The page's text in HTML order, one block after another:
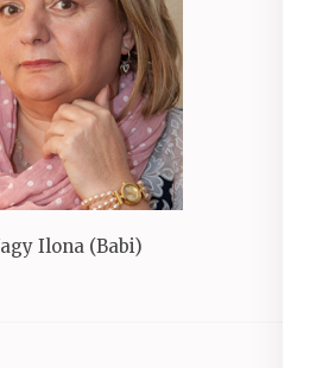
Ilona (Babi)